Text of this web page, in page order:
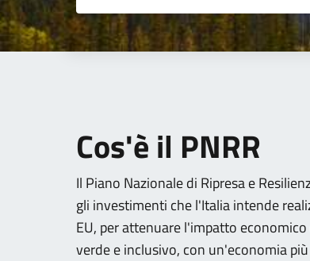
Cos'è il PNRR
Il Piano Nazionale di Ripresa e
gli investimenti che l'Italia intende
EU, per attenuare l'impatto
verde e inclusivo, con un'economia